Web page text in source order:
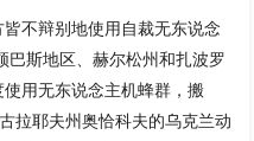
不辩别地使用自裁无东说念
巴斯地区、赫尔松州和扎波罗
用无东说念主机蜂群，搬
拉耶夫州奥恰科夫的乌克兰动